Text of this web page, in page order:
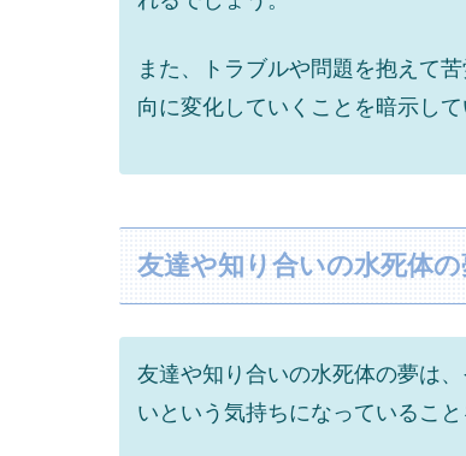
また、トラブルや問題を抱えて
向に変化していくことを暗示して
友達や知り合いの水死体
友達や知り合いの水死体の夢は
いという気持ちになっていること